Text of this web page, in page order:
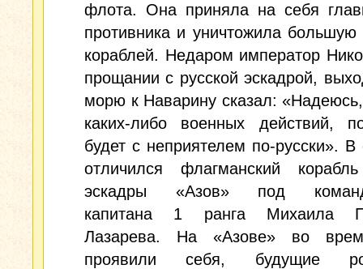
флота. Она приняла на себя
противника и уничтожила большую
кораблей. Недаром император
прощании с русской эскадрой,
морю к Наварину сказал:
каких-либо военных действий,
будет с неприятелем по-русски». В
отличился флагманский
эскадры «Азов» под
капитана 1 ранга Михаила
Лазарева. На «Азове» во
проявили себя, будущие